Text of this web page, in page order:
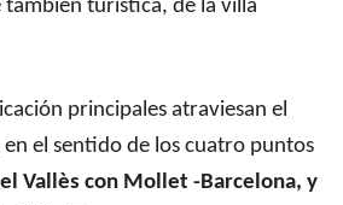
turística, de la villa
principales atraviesan el
el sentido de los cuatro puntos
Vallès con Mollet -Barcelona, y